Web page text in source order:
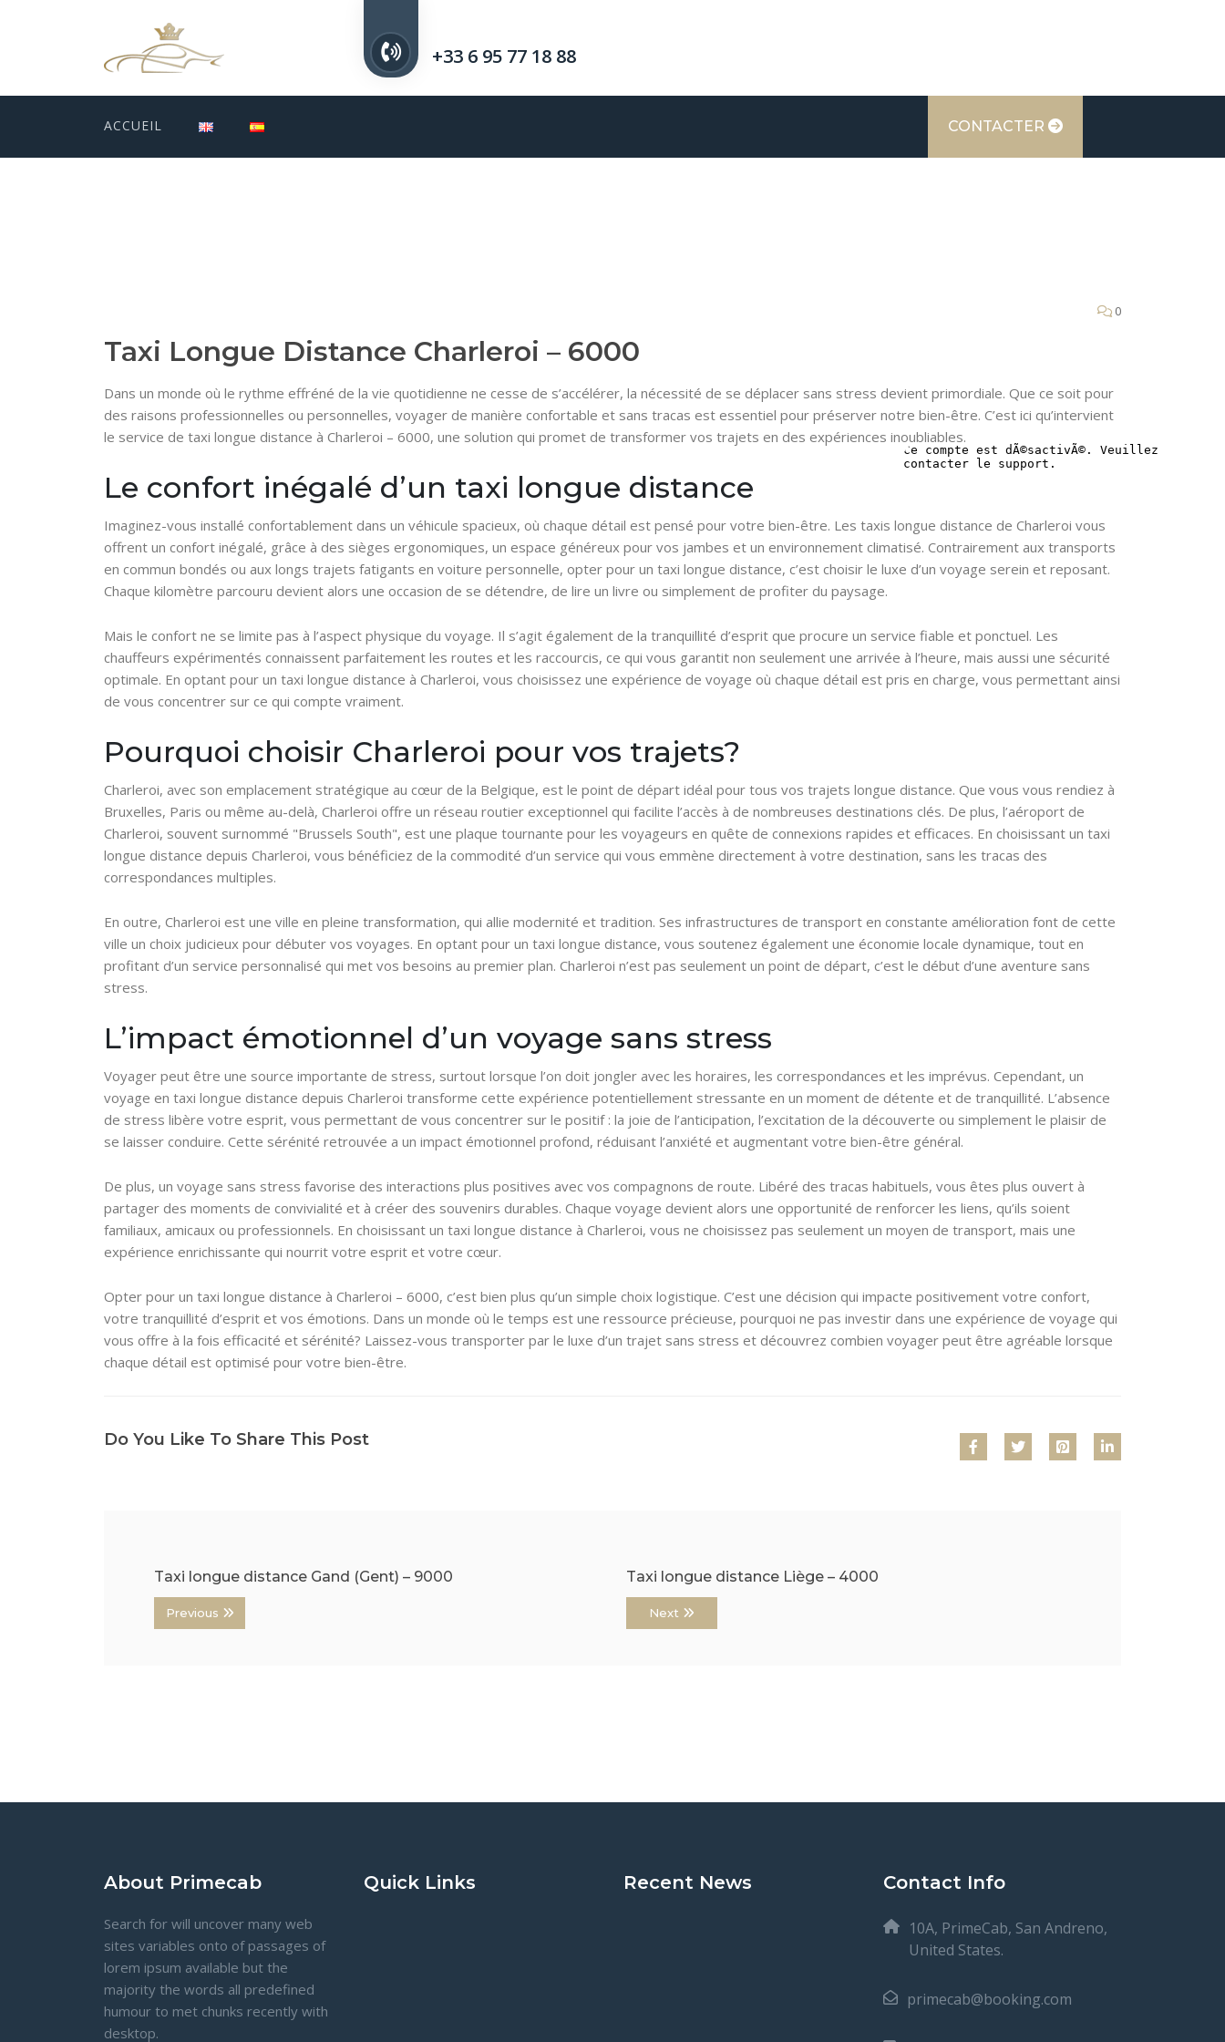
+33 6 95 77 18 88
ACCUEIL CONTACTER
0
Taxi Longue Distance Charleroi – 6000
Dans un monde où le rythme effréné de la vie quotidienne ne cesse de s’accélérer, la nécessité de se déplacer sans stress devient primordiale. Que ce soit pour
des raisons professionnelles ou personnelles, voyager de manière confortable et sans tracas est essentiel pour préserver notre bien-être. C’est ici qu’intervient
le service de taxi longue distance à Charleroi – 6000, une solution qui promet de transformer vos trajets en des expériences inoubliables.
Le confort inégalé d’un taxi longue distance
Imaginez-vous installé confortablement dans un véhicule spacieux, où chaque détail est pensé pour votre bien-être. Les taxis longue distance de Charleroi vous
offrent un confort inégalé, grâce à des sièges ergonomiques, un espace généreux pour vos jambes et un environnement climatisé. Contrairement aux transports
en commun bondés ou aux longs trajets fatigants en voiture personnelle, opter pour un taxi longue distance, c’est choisir le luxe d’un voyage serein et reposant.
Chaque kilomètre parcouru devient alors une occasion de se détendre, de lire un livre ou simplement de profiter du paysage.
Mais le confort ne se limite pas à l’aspect physique du voyage. Il s’agit également de la tranquillité d’esprit que procure un service fiable et ponctuel. Les
chauffeurs expérimentés connaissent parfaitement les routes et les raccourcis, ce qui vous garantit non seulement une arrivée à l’heure, mais aussi une sécurité
optimale. En optant pour un taxi longue distance à Charleroi, vous choisissez une expérience de voyage où chaque détail est pris en charge, vous permettant ainsi
de vous concentrer sur ce qui compte vraiment.
Pourquoi choisir Charleroi pour vos trajets?
Charleroi, avec son emplacement stratégique au cœur de la Belgique, est le point de départ idéal pour tous vos trajets longue distance. Que vous vous rendiez à
Bruxelles, Paris ou même au-delà, Charleroi offre un réseau routier exceptionnel qui facilite l’accès à de nombreuses destinations clés. De plus, l’aéroport de
Charleroi, souvent surnommé "Brussels South", est une plaque tournante pour les voyageurs en quête de connexions rapides et efficaces. En choisissant un taxi
longue distance depuis Charleroi, vous bénéficiez de la commodité d’un service qui vous emmène directement à votre destination, sans les tracas des
correspondances multiples.
En outre, Charleroi est une ville en pleine transformation, qui allie modernité et tradition. Ses infrastructures de transport en constante amélioration font de cette
ville un choix judicieux pour débuter vos voyages. En optant pour un taxi longue distance, vous soutenez également une économie locale dynamique, tout en
profitant d’un service personnalisé qui met vos besoins au premier plan. Charleroi n’est pas seulement un point de départ, c’est le début d’une aventure sans
stress.
L’impact émotionnel d’un voyage sans stress
Voyager peut être une source importante de stress, surtout lorsque l’on doit jongler avec les horaires, les correspondances et les imprévus. Cependant, un
voyage en taxi longue distance depuis Charleroi transforme cette expérience potentiellement stressante en un moment de détente et de tranquillité. L’absence
de stress libère votre esprit, vous permettant de vous concentrer sur le positif : la joie de l’anticipation, l’excitation de la découverte ou simplement le plaisir de
se laisser conduire. Cette sérénité retrouvée a un impact émotionnel profond, réduisant l’anxiété et augmentant votre bien-être général.
De plus, un voyage sans stress favorise des interactions plus positives avec vos compagnons de route. Libéré des tracas habituels, vous êtes plus ouvert à
partager des moments de convivialité et à créer des souvenirs durables. Chaque voyage devient alors une opportunité de renforcer les liens, qu’ils soient
familiaux, amicaux ou professionnels. En choisissant un taxi longue distance à Charleroi, vous ne choisissez pas seulement un moyen de transport, mais une
expérience enrichissante qui nourrit votre esprit et votre cœur.
Opter pour un taxi longue distance à Charleroi – 6000, c’est bien plus qu’un simple choix logistique. C’est une décision qui impacte positivement votre confort,
votre tranquillité d’esprit et vos émotions. Dans un monde où le temps est une ressource précieuse, pourquoi ne pas investir dans une expérience de voyage qui
vous offre à la fois efficacité et sérénité? Laissez-vous transporter par le luxe d’un trajet sans stress et découvrez combien voyager peut être agréable lorsque
chaque détail est optimisé pour votre bien-être.
Do You Like To Share This Post
Taxi longue distance Gand (Gent) – 9000
Previous
Taxi longue distance Liège – 4000
Next
About Primecab
Search for will uncover many web
sites variables onto of passages of
lorem ipsum available but the
majority the words all predefined
humour to met chunks recently with
desktop.
Quick Links Recent News Contact Info
10A, PrimeCab, San Andreno,
United States.
primecab@booking.com